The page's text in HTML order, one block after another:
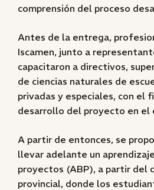
comprensión del proceso
Antes de la entrega,
Iscamen, junto a
capacitaron a directivos,
de ciencias naturales de
privadas y especiales, con el
desarrollo del proyecto en el
A partir de entonces, se
llevar adelante un
proyectos (ABP), a partir del
provincial, donde los